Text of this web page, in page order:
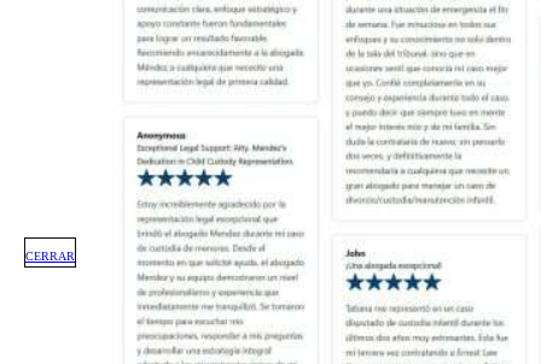
CERRAR